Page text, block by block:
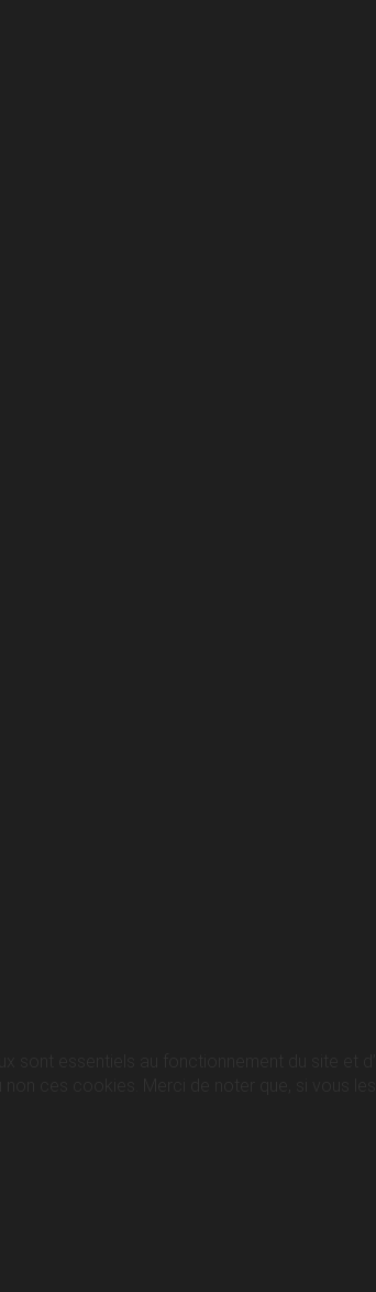
sont essentiels au fonctionnement du site et
ces cookies. Merci de noter que, si vous